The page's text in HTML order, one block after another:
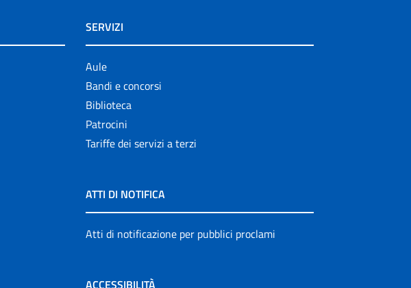
SERVIZI
Aule
Bandi e concorsi
Biblioteca
Patrocini
Tariffe dei servizi a terzi
ATTI DI NOTIFICA
Atti di notificazione per pubblici proclami
ACCESSIBILITÀ